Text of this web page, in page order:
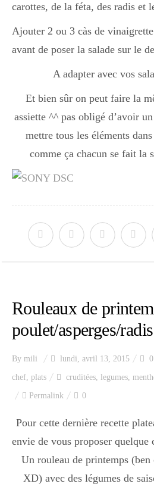
carottes, de la féta, des radis et
Ajouter 2 ou 3 càs de
avant de poser la salade sur le
A adapter avec vos
Et bien sûr on peut faire la
assiette ^^ pas obligé d’avoir
mettre tous les éléments
comme ça chacun se fait la
Rouleaux de
poulet/asperges/radis
By mili lundi, avril 13, 2015 0
chef, plats cruditées, legumes,
Permalink 0
Pour cette dernière recette
envie de vous proposer quelque
Un rouleau de printemps (ben
XD) avec des légumes de